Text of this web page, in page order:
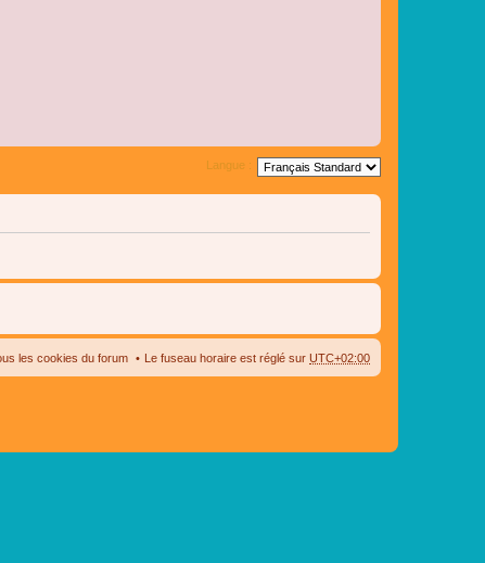
Langue :
Le fuseau horaire est réglé sur UTC+02:00
les cookies du forum